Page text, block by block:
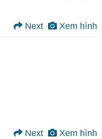
Xem hình
Next
Xem hình
Next